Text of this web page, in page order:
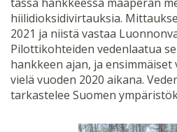
hiilidioksidivirtauksia.
2021 ja niistä vastaa
Pilottikohteiden vedenlaatua
hankkeen ajan, ja
vielä vuoden 2020 aikana.
tarkastelee Suomen